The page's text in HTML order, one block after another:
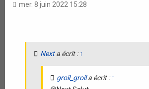
mer. 8 juin 2022 15:28
Nexta écrit : ↑
groil_groila écrit : ↑